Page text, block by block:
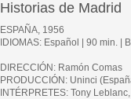
Historias de Madrid
ESPAÑA, 1956
IDIOMAS: Español | 90 min. |
DIRECCIÓN: Ramón Comas
PRODUCCIÓN: Uninci
INTÉRPRETES: Tony